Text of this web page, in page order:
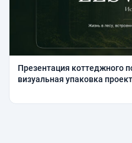
Презентация коттеджного
визуальная упаковка